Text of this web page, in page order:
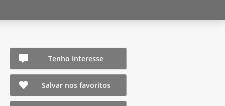
Tenho interesse
Salvar nos favoritos